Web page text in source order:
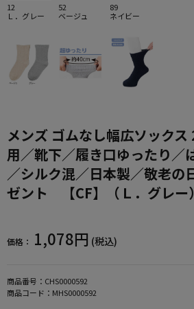
12
Ｌ．グレー
52
ベージュ
89
ネイビー
メンズ ゴムなし幅広ソック
用／靴下／履き口ゆったり／
／シルク混／日本製／敬老の
ゼント 【CF】（Ｌ．グレー）
価格： 1,078円 (税込)
商品番号： CHS0000592
商品コード： MHS0000592